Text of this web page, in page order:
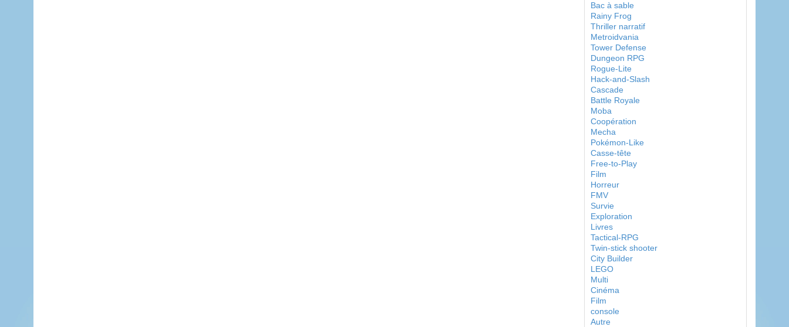
Bac à sable
Rainy Frog
Thriller narratif
Metroidvania
Tower Defense
Dungeon RPG
Rogue-Lite
Hack-and-Slash
Cascade
Battle Royale
Moba
Coopération
Mecha
Pokémon-Like
Casse-tête
Free-to-Play
Film
Horreur
FMV
Survie
Exploration
Livres
Tactical-RPG
Twin-stick shooter
City Builder
LEGO
Multi
Cinéma
Film
console
Autre